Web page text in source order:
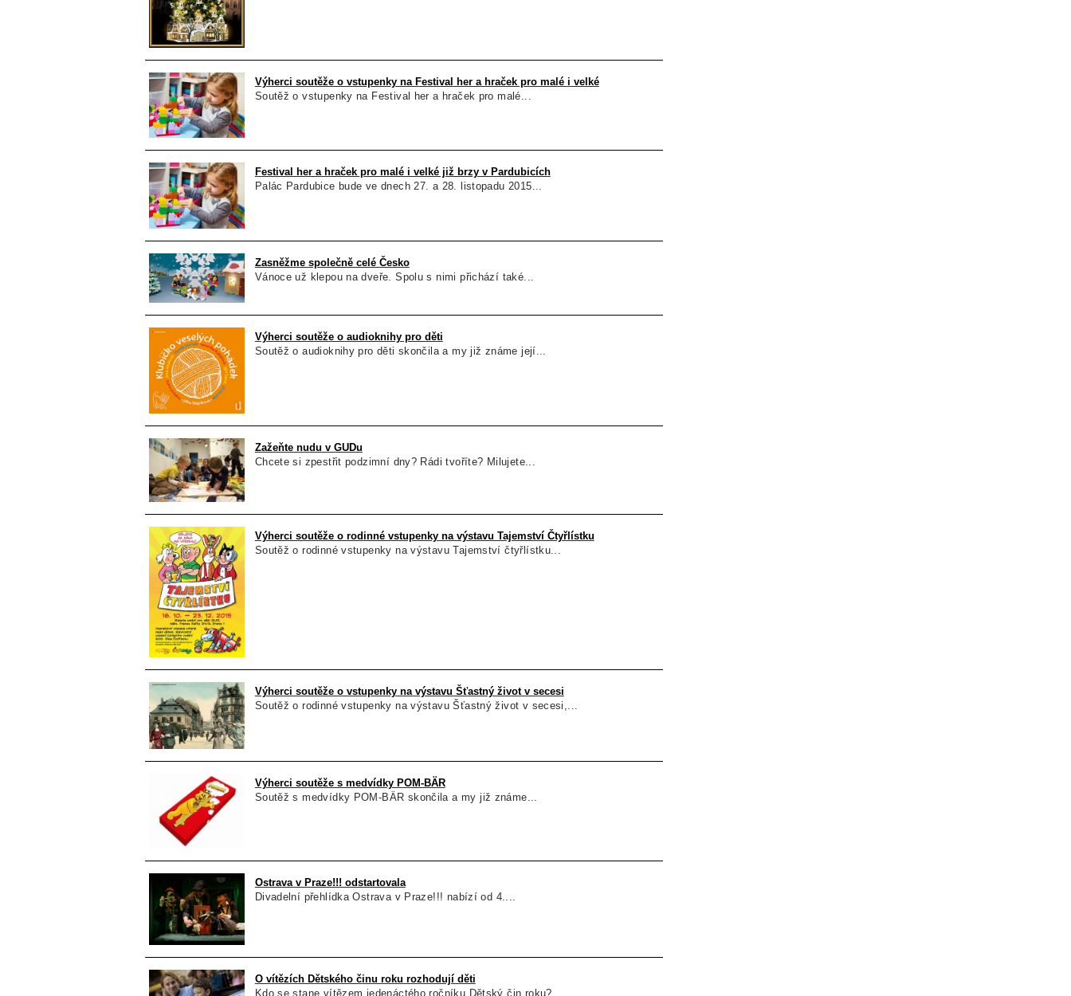
Výherci soutěže o vstupenky na Festival her a hraček pro malé i velké
Soutěž o vstupenky na Festival her a hraček pro malé...
Festival her a hraček pro malé i velké již brzy v Pardubicích
Palác Pardubice bude ve dnech 27. a 28. listopadu 2015...
Zasněžme společně celé Česko
Vánoce už klepou na dveře. Spolu s nimi přichází také...
Výherci soutěže o audioknihy pro děti
Soutěž o audioknihy pro děti skončila a my již známe její...
Zažeňte nudu v GUDu
Chcete si zpestřit podzimní dny? Rádi tvoříte? Milujete...
Výherci soutěže o rodinné vstupenky na výstavu Tajemství Čtyřlístku
Soutěž o rodinné vstupenky na výstavu Tajemství čtyřlístku...
Výherci soutěže o vstupenky na výstavu Šťastný život v secesi
Soutěž o rodinné vstupenky na výstavu Šťastný život v secesi,...
Výherci soutěže s medvídky POM-BÄR
Soutěž s medvídky POM-BÄR skončila a my již známe...
Ostrava v Praze!!! odstartovala
Divadelní přehlídka Ostrava v Praze!!! nabízí od 4....
O vítězích Dětského činu roku rozhodují děti
Kdo se stane vítězem jedenáctého ročníku Dětský čin roku?...